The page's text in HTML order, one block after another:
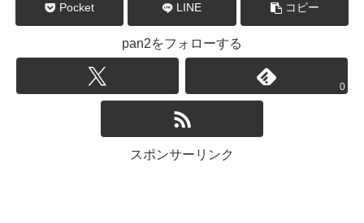
Pocket LINE コピー
pan2をフォローする
0
スポンサーリンク